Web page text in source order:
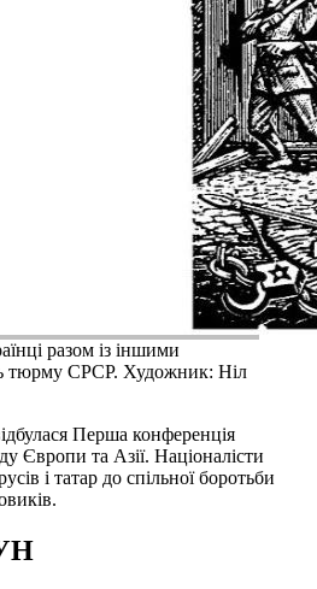
разом із іншими
тюрму СРСР. Художник: Ніл
Перша конференція
Європи та Азії. Націоналісти
і татар до спільної боротьби